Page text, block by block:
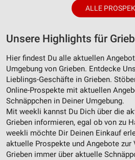
ALLE
Unsere Highlights für
Hier findest Du alle aktuellen
Umgebung von Grieben. Entdecke
Lieblings-Geschäfte in Grieben.
Online-Prospekte mit aktuellen
Schnäppchen in Deiner Umgebung.
Mit weekli kannst Du Dich über die
Grieben informieren, egal ob von zu
weekli möchte Dir Deinen Einkauf
aktuelle Prospekte und Angebote zur
Grieben immer über aktuelle